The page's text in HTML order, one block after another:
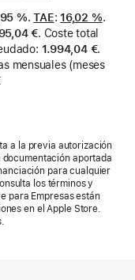
%.TAE: 16,02 %.
€. Coste total
: 1.994,04 €.
mensuales (meses
a la previa autorización
documentación aportada
para cualquier
los términos y
para Empresas están
en el Apple Store.